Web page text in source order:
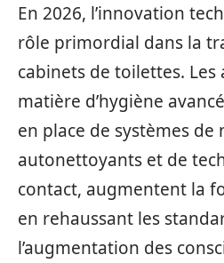
En 2026, l’innovation
rôle primordial dans la
cabinets de toilettes. Les
matière d’hygiène
en place de systèmes de
autonettoyants et de
contact, augmentent la
en rehaussant les
l’augmentation des